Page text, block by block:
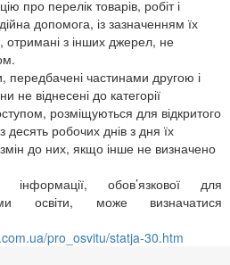
про перелік товарів, робіт і
допомога, із зазначенням їх
отримані з інших джерел, не
передбачені частинами другою і
не віднесені до категорії
розміщуються для відкритого
десять робочих днів з дня їх
до них, якщо інше не визначено
обов’язкової для
освіти, може визначатися
pro_osvitu/statja-30.htm